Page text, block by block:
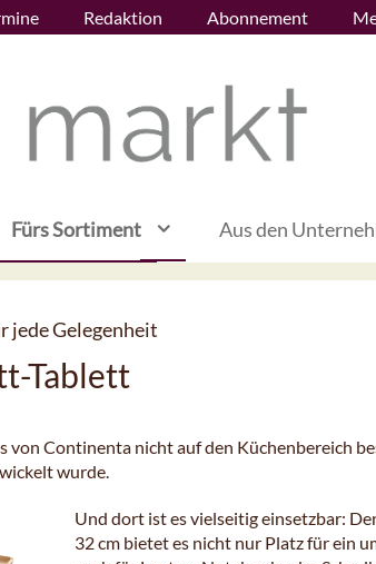
Redaktion Abonnement
Fürs Sortiment Aus den
jede Gelegenheit
Tablett
von Continenta nicht auf den Küchenbereich
wurde.
Und dort ist es vielseitig einsetzbar:
32 cm bietet es nicht nur Platz für ein